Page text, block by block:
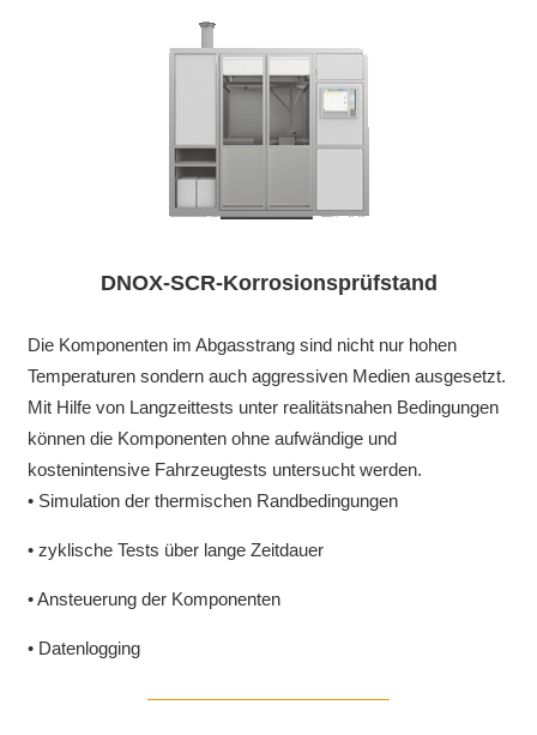
DNOX-SCR-Korrosionsprüfstand
Die Komponenten im Abgasstrang sind nicht nur hohen
Temperaturen sondern auch aggressiven Medien ausgesetzt.
Mit Hilfe von Langzeittests unter realitätsnahen Bedingungen
können die Komponenten ohne aufwändige und
kostenintensive Fahrzeugtests untersucht werden.
• Simulation der thermischen Randbedingungen
• zyklische Tests über lange Zeitdauer
• Ansteuerung der Komponenten
• Datenlogging